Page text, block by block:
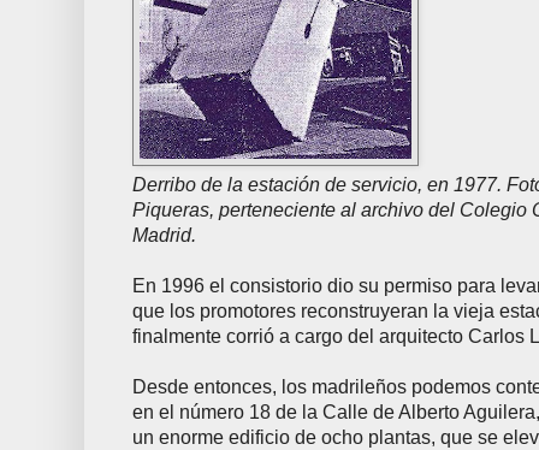
Derribo de la estación de servicio, en 1977.
Piqueras, perteneciente al archivo del Colegio
Madrid.
En 1996 el consistorio dio su permiso para
que los promotores reconstruyeran la vieja
finalmente corrió a cargo del arquitecto Carlos
Desde entonces, los madrileños podemos
en el número 18 de la Calle de Alberto
un enorme edificio de ocho plantas, que se